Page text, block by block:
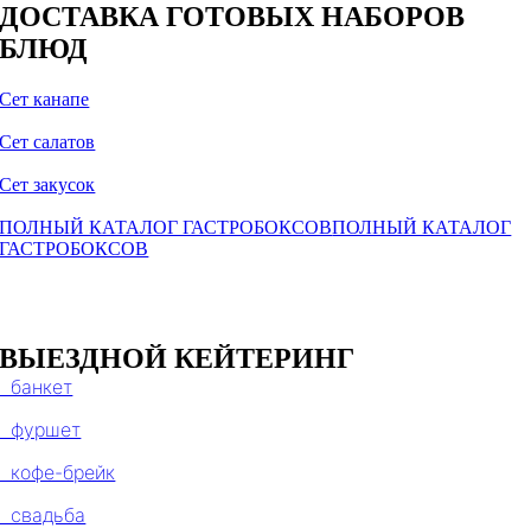
ДОСТАВКА ГОТОВЫХ НАБОРОВ
БЛЮД
Сет канапе
Сет салатов
Сет закусок
ПОЛНЫЙ КАТАЛОГ ГАСТРОБОКСОВПОЛНЫЙ КАТАЛОГ
ГАСТРОБОКСОВ
ВЫЕЗДНОЙ КЕЙТЕРИНГ
банкет
фуршет
кофе-брейк
свадьба